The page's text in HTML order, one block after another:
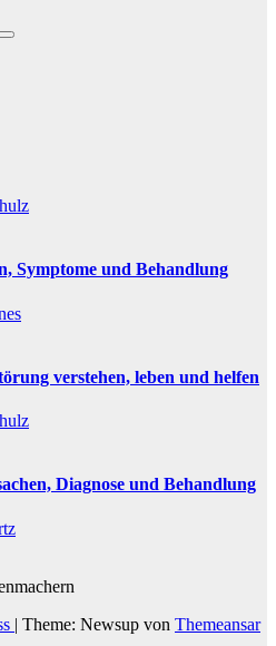
Symptome und Behandlung
verstehen, leben und helfen
Diagnose und Behandlung
| Theme: Newsup von Themeansar